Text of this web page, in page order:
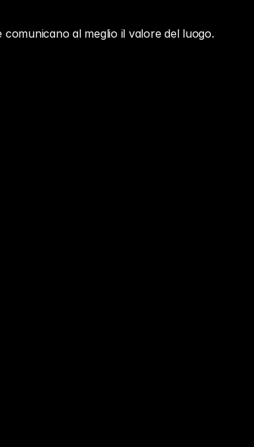
comunicano al meglio il valore del luogo.